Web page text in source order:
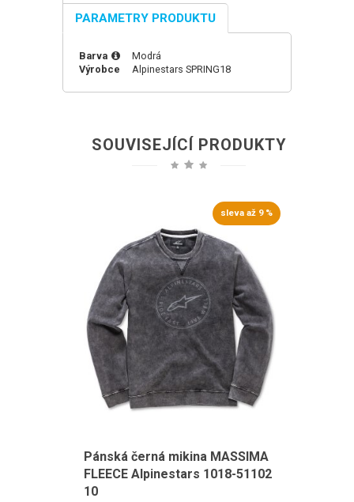
PARAMETRY PRODUKTU
Barva
Modrá
Výrobce
Alpinestars SPRING18
SOUVISEJÍCÍ PRODUKTY
sleva až 9 %
Pánská černá mikina MASSIMA
FLEECE Alpinestars 1018-51102
10